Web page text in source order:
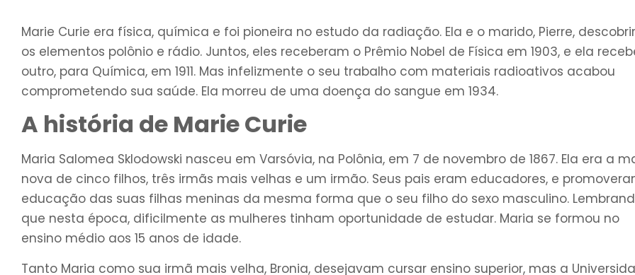
Marie Curie era física, química e foi pioneira no estudo da radiação. Ela e o marido, Pierre,
os elementos polônio e rádio. Juntos, eles receberam o Prêmio Nobel de Física em 1903, e ela
outro, para Química, em 1911. Mas infelizmente o seu trabalho com materiais radioativos acabou
comprometendo sua saúde. Ela morreu de uma doença do sangue em 1934.
A história de Marie Curie
Maria Salomea Sklodowski nasceu em Varsóvia, na Polônia, em 7 de novembro de 1867. Ela era a
nova de cinco filhos, três irmãs mais velhas e um irmão. Seus pais eram educadores, e
educação das suas filhas meninas da mesma forma que o seu filho do sexo masculino.
que nesta época, dificilmente as mulheres tinham oportunidade de estudar. Maria se formou no
ensino médio aos 15 anos de idade.
Tanto Maria como sua irmã mais velha, Bronia, desejavam cursar ensino superior, mas a